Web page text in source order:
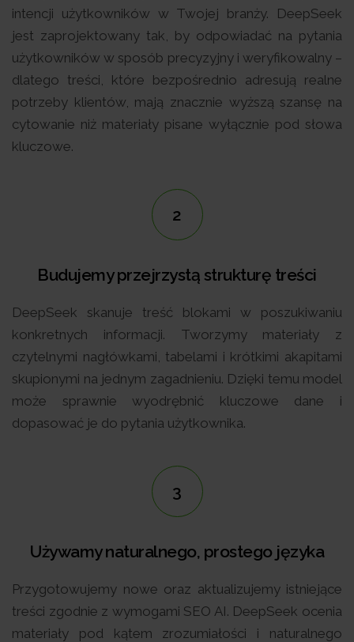
intencji użytkowników w Twojej branży. DeepSeek
jest zaprojektowany tak, by odpowiadać na pytania
użytkowników w sposób precyzyjny i weryfikowalny –
dlatego treści, które bezpośrednio adresują realne
potrzeby klientów, mają znacznie wyższą szansę na
cytowanie niż materiały pisane wyłącznie pod słowa
kluczowe.
2
Budujemy przejrzystą strukturę treści
DeepSeek skanuje treść blokami w poszukiwaniu
konkretnych informacji. Tworzymy materiały z
czytelnymi nagłówkami, tabelami i krótkimi akapitami
skupionymi na jednym zagadnieniu. Dzięki temu model
może sprawnie wyodrębnić kluczowe dane i
dopasować je do pytania użytkownika.
3
Używamy naturalnego, prostego języka
Przygotowujemy nowe oraz aktualizujemy istniejące
treści zgodnie z wymogami SEO AI. DeepSeek ocenia
materiały pod kątem zrozumiałości i naturalnego